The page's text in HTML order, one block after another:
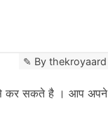
By thekroyaard
कर सकते है । आप अपने